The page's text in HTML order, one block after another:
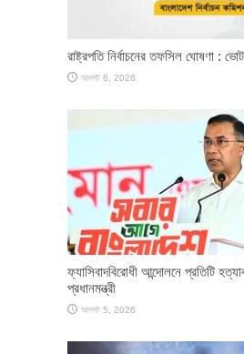
রাষ্ট্রপতি নির্বাচনের তফসিল ঘোষণা :
আগস্ট 6, 2026
ফ্যাসিবাদবিরোধী আন্দোলনে প্রতিটি
প্রধানমন্ত্রী
আগস্ট 5, 2026